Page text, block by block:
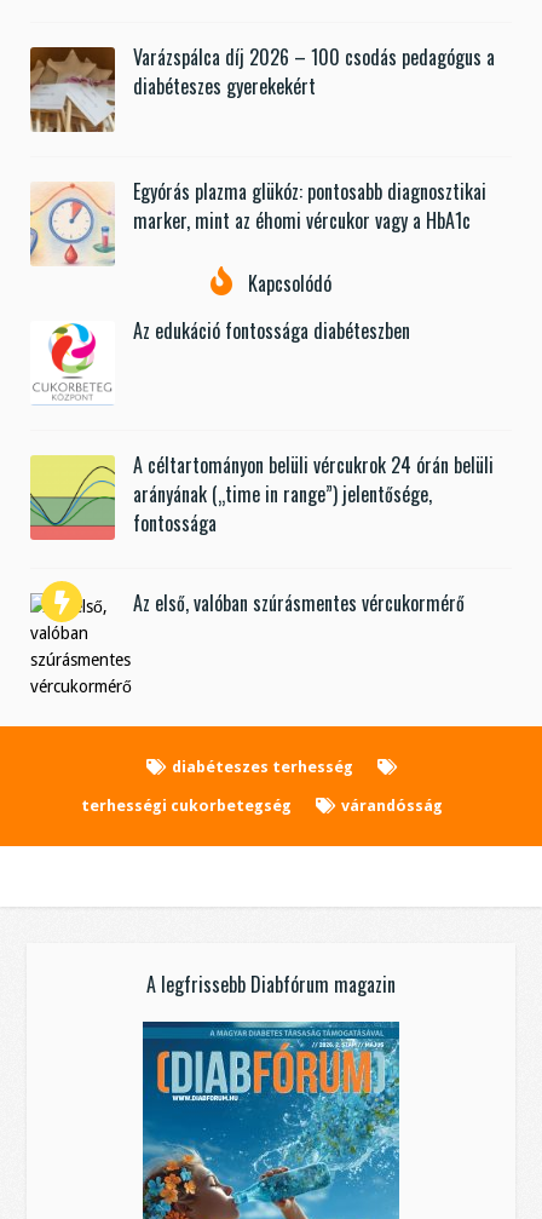
Varázspálca díj 2026 – 100 csodás pedagógus a
diabéteszes gyerekekért
Egyórás plazma glükóz: pontosabb diagnosztikai
marker, mint az éhomi vércukor vagy a HbA1c
Kapcsolódó
Az edukáció fontossága diabéteszben
A céltartományon belüli vércukrok 24 órán belüli
arányának („time in range”) jelentősége,
fontossága
Az első, valóban szúrásmentes vércukormérő
diabéteszes terhesség
terhességi cukorbetegség várandósság
A legfrissebb Diabfórum magazin